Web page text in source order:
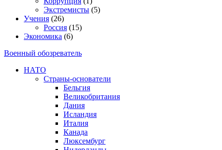
Экстремисты (5)
Учения (26)
Россия (15)
Экономика (6)
Военный обозреватель
НАТО
Страны-основатели
Бельгия
Великобритания
Дания
Исландия
Италия
Канада
Люксембург